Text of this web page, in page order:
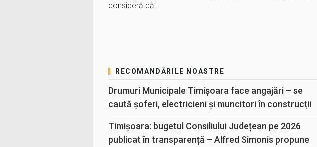
consideră că…
RECOMANDĂRILE NOASTRE
Drumuri Municipale Timișoara face angajări – se
caută șoferi, electricieni și muncitori în construcții
Timișoara: bugetul Consiliului Județean pe 2026
publicat în transparență – Alfred Simonis propune